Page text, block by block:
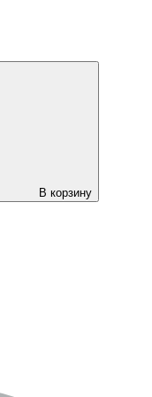
В корзину